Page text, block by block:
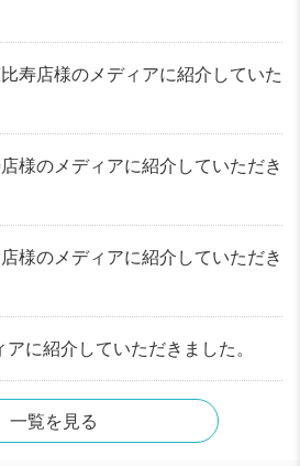
寿店様のメディアに紹介していた
様のメディアに紹介していただき
様のメディアに紹介していただき
に紹介していただきました。
一覧を見る